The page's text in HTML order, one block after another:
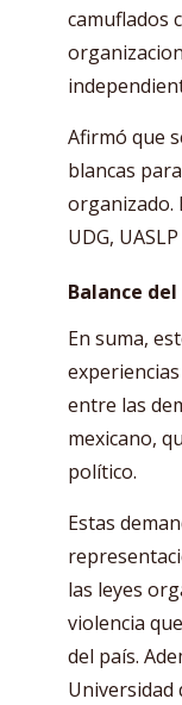
camuflados
Afirmó que
blancas
organizado.
UDG,
Balance
En suma,
entre las
mexicano,
político.
Estas
las leyes
violencia
del país.
Universidad